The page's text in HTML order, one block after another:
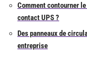
Comment contourner
contact UPS ?
Des panneaux de
entreprise